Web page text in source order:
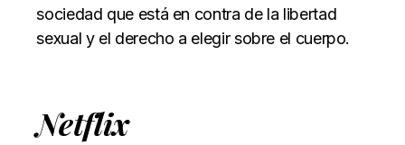
sociedad que está en contra de la libertad
sexual y el derecho a elegir sobre el cuerpo.
Netflix